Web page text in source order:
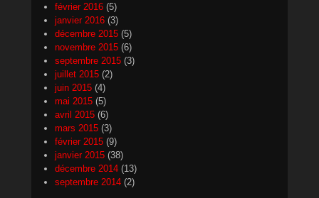
février 2016 (5)
janvier 2016 (3)
décembre 2015 (5)
novembre 2015 (6)
septembre 2015 (3)
juillet 2015 (2)
juin 2015 (4)
mai 2015 (5)
avril 2015 (6)
mars 2015 (3)
février 2015 (9)
janvier 2015 (38)
décembre 2014 (13)
septembre 2014 (2)